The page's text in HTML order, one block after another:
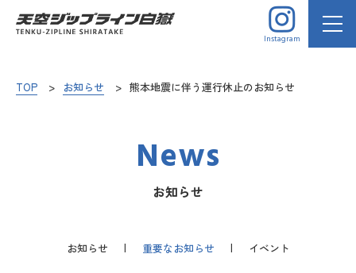
Instagram
TOP お知らせ 熊本地震に伴う運行休止のお知らせ
News
お知らせ
お知らせ 重要なお知らせ イベント